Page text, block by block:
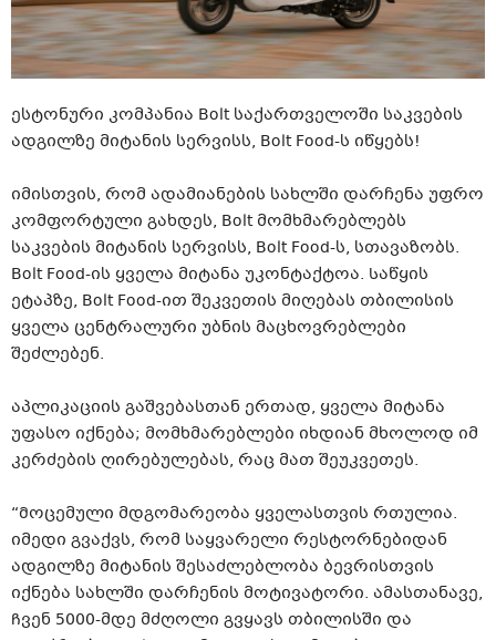
ესტონური კომპანია Bolt საქართველოში საკვების
ადგილზე მიტანის სერვისს, Bolt Food-ს იწყებს!
იმისთვის, რომ ადამიანების სახლში დარჩენა უფრო
კომფორტული გახდეს, Bolt მომხმარებლებს
საკვების მიტანის სერვისს, Bolt Food-ს, სთავაზობს.
Bolt Food-ის ყველა მიტანა უკონტაქტოა. Საწყის
ეტაპზე, Bolt Food-ით შეკვეთის მიღებას თბილისის
ყველა ცენტრალური უბნის მაცხოვრებლები
შეძლებენ.
აპლიკაციის გაშვებასთან ერთად, ყველა მიტანა
უფასო იქნება; მომხმარებლები იხდიან მხოლოდ იმ
კერძების ღირებულებას, რაც მათ შეუკვეთეს.
“Მოცემული მდგომარეობა ყველასთვის რთულია.
იმედი გვაქვს, რომ საყვარელი რესტორნებიდან
ადგილზე მიტანის შესაძლებლობა ბევრისთვის
იქნება სახლში დარჩენის მოტივატორი. ამასთანავე,
Ჩვენ 5000-მდე მძღოლი გვყავს თბილისში და